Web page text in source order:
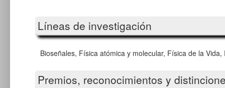
Líneas de investigación
Bioseñales, Física atómica y molecular, Física de la
Premios, reconocimientos y